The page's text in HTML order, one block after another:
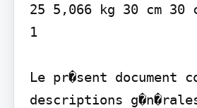
25 5,066 kg 30 cm 30
1
Le pr�sent document
descriptions